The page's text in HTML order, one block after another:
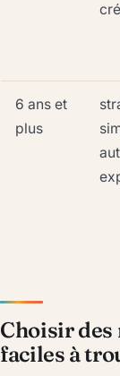
6 ans et
plus
Choisir
faciles à